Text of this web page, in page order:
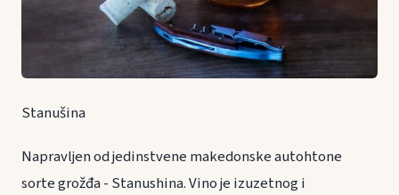
Stanušina
Napravljen od jedinstvene makedonske autohtone
sorte grožđa - Stanushina. Vino je izuzetnog i